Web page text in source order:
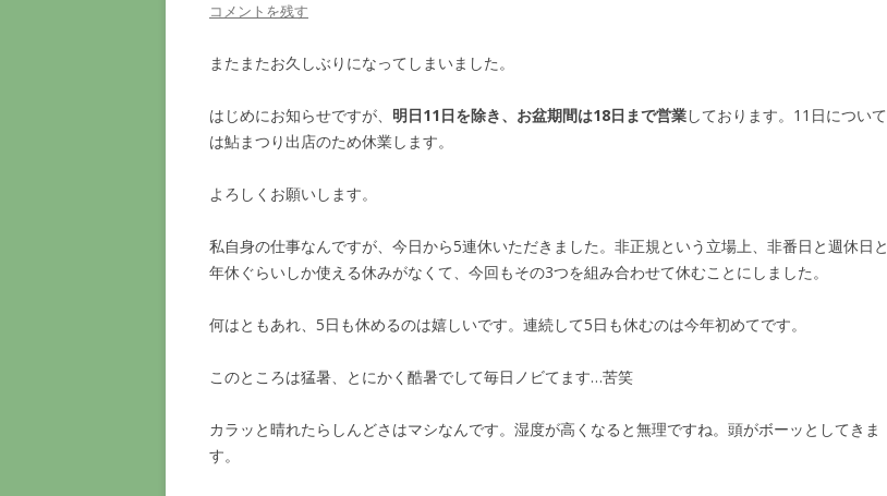
コメントを残す
またまたお久しぶりになってしまいました。
はじめにお知らせですが、 明日11日を除き、お盆期間は18日まで営業しております。11日について
は鮎まつり出店のため休業します。
よろしくお願いします。
私自身の仕事なんですが、今日から5連休いただきました。非正規という立場上、非番日と週休日と
年休ぐらいしか使える休みがなくて、今回もその3つを組み合わせて休むことにしました。
何はともあれ、5日も休めるのは嬉しいです。連続して5日も休むのは今年初めてです。
このところは猛暑、とにかく酷暑でして毎日ノビてます…苦笑
カラッと晴れたらしんどさはマシなんです。湿度が高くなると無理ですね。頭がボーッとしてきま
す。